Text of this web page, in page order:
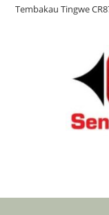
Tembakau Tingwe